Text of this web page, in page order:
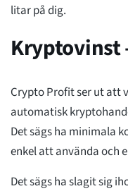
litar på dig.
Kryptovinst
Crypto Profit ser ut att
automatisk
Det sägs ha minimala
enkel att använda och
Det sägs ha slagit sig